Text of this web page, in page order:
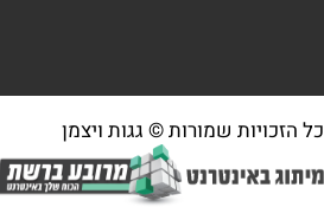
כל הזכויות שמורות © גגות ויצמן